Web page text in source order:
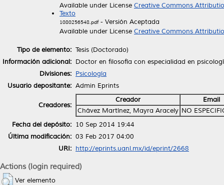
Available under License Creative Commons
Texto
1080256548.pdf- Versión Aceptada
Available under License Creative Commons
Tipo de elemento: Tesis (Doctorado)
Información adicional: Doctor en filosofía con especialidad en
Divisiones: Psicología
Usuario depositante: Admin Eprints
Creadores:
Creador
Email
Chávez Martínez, Mayra Aracely NO
Fecha del depósito: 10 Sep 2014 19:44
Última modificación: 03 Feb 2017 04:00
URI: http://eprints.uanl.mx/id/eprint/2668
Actions (login required)
Ver elemento